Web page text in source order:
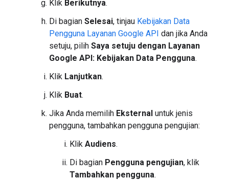
Klik Berikutnya.
Di bagian Selesai, tinjau Kebijakan Data
Pengguna Layanan Google API dan jika Anda
setuju, pilih Saya setuju dengan Layanan
Google API: Kebijakan Data Pengguna.
Klik Lanjutkan.
Klik Buat.
Jika Anda memilih Eksternal untuk jenis
pengguna, tambahkan pengguna pengujian:
Klik Audiens.
Di bagian Pengguna pengujian, klik
Tambahkan pengguna.